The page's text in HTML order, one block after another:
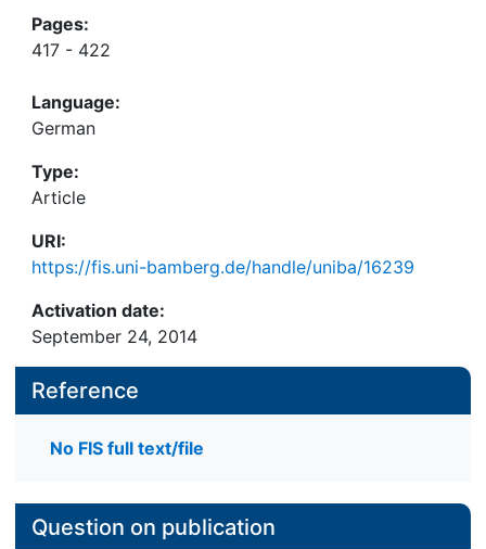
Pages:
417 - 422
Language:
German
Type:
Article
URI:
https://fis.uni-bamberg.de/handle/uniba/16239
Activation date:
September 24, 2014
Reference
No FIS full text/file
Question on publication